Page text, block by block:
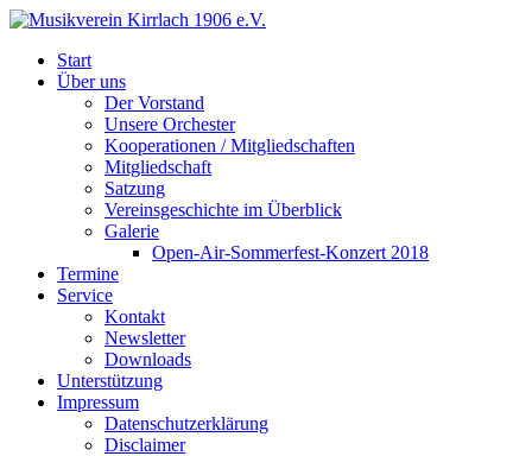
Start
Über uns
Der Vorstand
Unsere Orchester
Kooperationen / Mitgliedschaften
Mitgliedschaft
Satzung
Vereinsgeschichte im Überblick
Galerie
Open-Air-Sommerfest-Konzert 2018
Termine
Service
Kontakt
Newsletter
Downloads
Unterstützung
Impressum
Datenschutzerklärung
Disclaimer